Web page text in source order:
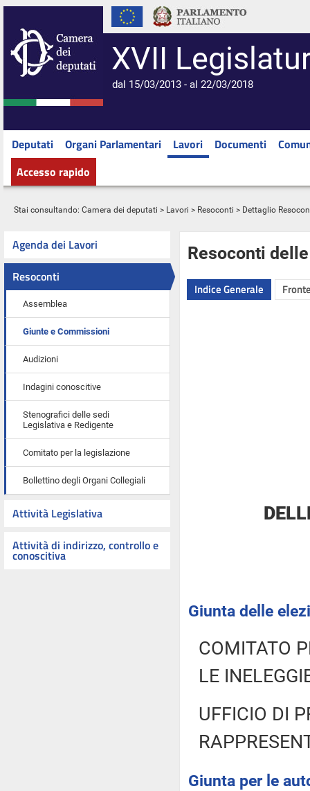
XVII
dal 15/03/2013 - al 22/03/2018
Deputati Organi Parlamentari Lavori Documenti
Accesso rapido
Stai consultando: Camera dei deputati > Lavori > Resoconti > Dettaglio
Agenda dei Lavori
Resoconti
Assemblea
Giunte e Commissioni
Audizioni
Indagini conoscitive
Stenografici delle sedi
Legislativa e Redigente
Comitato per la legislazione
Bollettino degli Organi Collegiali
Attività Legislativa
Attività di indirizzo, controllo e
conoscitiva
Resoconti
Indice Generale
Giunta delle
COMITATO
LE
UFFICIO DI
Giunta per le